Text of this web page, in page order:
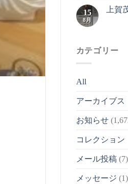
15
8月
上賀
カテゴリー
All
アーカイブス
お知らせ
コレクション
メール投稿(7)
メッセージ (1)